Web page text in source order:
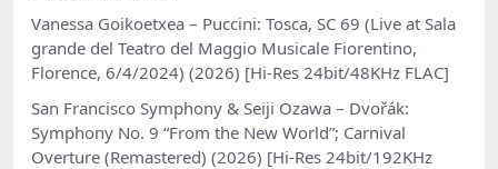
Vanessa Goikoetxea – Puccini: Tosca, SC 69 (Live at Sala
grande del Teatro del Maggio Musicale Fiorentino,
Florence, 6/4/2024) (2026) [Hi-Res 24bit/48KHz FLAC]
San Francisco Symphony & Seiji Ozawa – Dvořák:
Symphony No. 9 “From the New World”; Carnival
Overture (Remastered) (2026) [Hi-Res 24bit/192KHz